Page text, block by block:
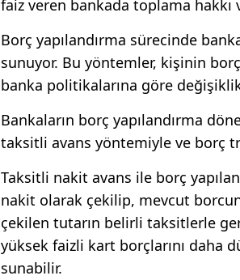
faiz veren bankada toplama hakkı
Borç yapılandırma sürecinde
sunuyor. Bu yöntemler, kişinin
banka politikalarına göre
Bankaların borç yapılandırma
taksitli avans yöntemiyle ve borç
Taksitli nakit avans ile borç
nakit olarak çekilip, mevcut
çekilen tutarın belirli taksitlerle
yüksek faizli kart borçlarını daha
sunabilir.